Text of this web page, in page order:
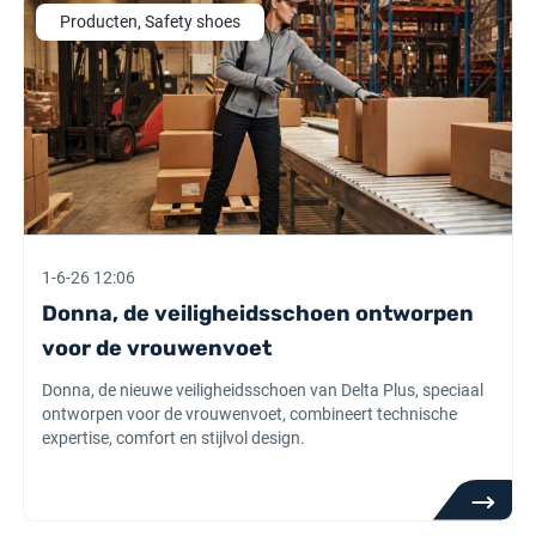
Producten, Safety shoes
1-6-26 12:06
Donna, de veiligheidsschoen ontworpen
voor de vrouwenvoet
Donna, de nieuwe veiligheidsschoen van Delta Plus, speciaal
ontworpen voor de vrouwenvoet, combineert technische
expertise, comfort en stijlvol design.